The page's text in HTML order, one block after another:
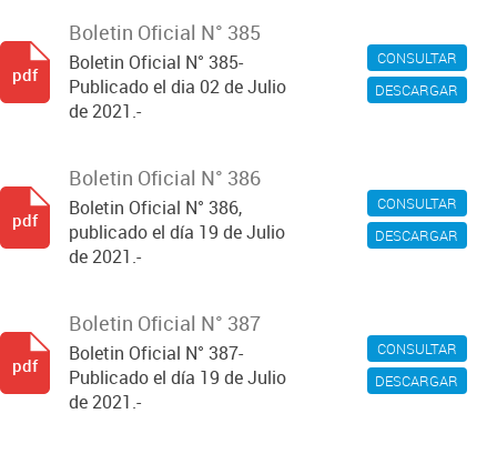
CONSULTAR
DESCARGAR
Boletin Oficial N° 385
Boletin Oficial N° 385-
Publicado el dia 02 de Julio
de 2021.-
pdf
CONSULTAR
DESCARGAR
Boletin Oficial N° 386
Boletin Oficial N° 386,
publicado el día 19 de Julio
de 2021.-
pdf
CONSULTAR
DESCARGAR
Boletin Oficial N° 387
Boletin Oficial N° 387-
Publicado el día 19 de Julio
de 2021.-
pdf